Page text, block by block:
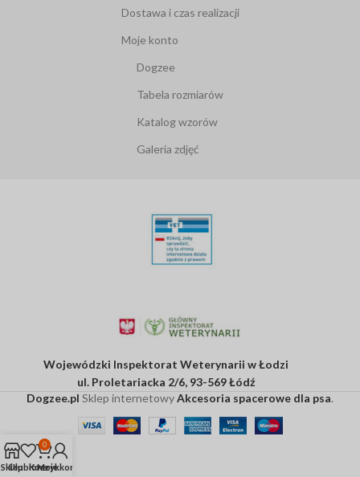
Dostawa i czas realizacji
Moje konto
Dogzee
Tabela rozmiarów
Katalog wzorów
Galeria zdjęć
Wojewódzki Inspektorat Weterynarii w Łodzi
ul. Proletariacka 2/6, 93-569 Łódź
Dogzee.pl Sklep internetowyAkcesoria spacerowe dla psa.
Sklep
Ulubione
0
Koszyk
Moje konto